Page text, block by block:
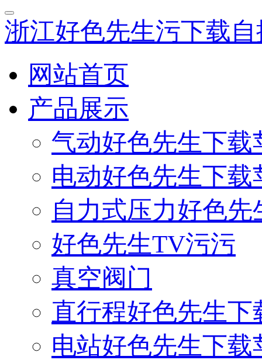
浙江好色先生污下载
网站首页
产品展示
气动好色先生下
电动好色先生下
自力式压力好色
好色先生TV污污
真空阀门
直行程好色先生
电站好色先生下